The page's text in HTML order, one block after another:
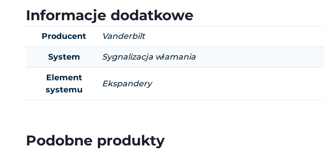
Informacje dodatkowe
Producent Vanderbilt
System Sygnalizacja włamania
Element
systemu
Ekspandery
Podobne produkty